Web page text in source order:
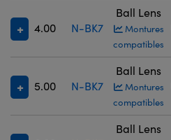
4.00 N-BK7
Ball Lens
Montures
compatibles
5.00 N-BK7
Ball Lens
Montures
compatibles
Ball Lens